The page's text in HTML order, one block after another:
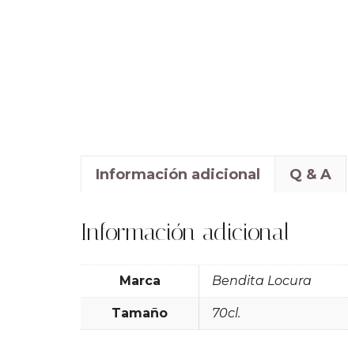
Información adicional Q & A
Información adicional
Marca Bendita Locura
Tamaño 70cl.